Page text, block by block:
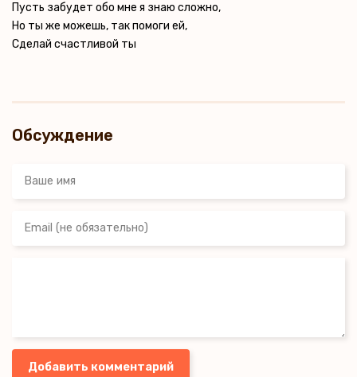
Пусть забудет обо мне я знаю сложно,
Но ты же можешь, так помоги ей,
Сделай счастливой ты
Обсуждение
Добавить комментарий